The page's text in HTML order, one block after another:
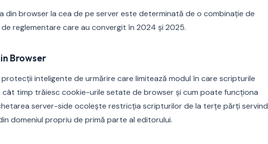
din browser la cea de pe server este determinată de o combinație de
reglementare care au convergit în 2024 și 2025.
Browser
inteligente de urmărire care limitează modul în care scripturile
timp trăiesc cookie-urile setate de browser și cum poate funcționa
server-side ocolește restricția scripturilor de la terțe părți servind
domeniul propriu de primă parte al editorului.